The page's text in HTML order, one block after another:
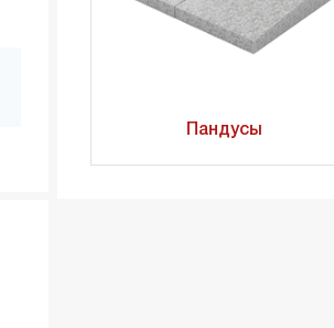
Пандусы